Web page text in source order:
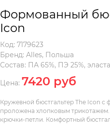
Формованный
Icon
Код: 7179623
Бренд: Alles, Польша
Состав: ПА 65%, ПЭ 25%,
Цена: 7420 руб
Кружевной бюстгальтер The Icon
проложена хлопковым
крючки-петли. Комфортный